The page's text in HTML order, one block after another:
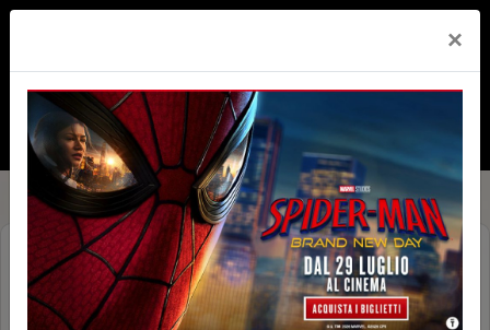
IL DIAVOLO VESTE PRADA 2 (THE
DEVIL WEARS PRADA 2)
×